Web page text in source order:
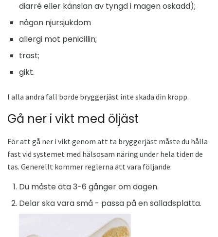
diarré eller känslan av tyngd i magen oskadd);
någon njursjukdom
allergi mot penicillin;
trast;
gikt.
I alla andra fall borde bryggerjäst inte skada din kropp.
Gå ner i vikt med öljäst
För att gå ner i vikt genom att ta bryggerjäst måste du hålla
fast vid systemet med hälsosam näring under hela tiden de
tas. Generellt kommer reglerna att vara följande:
Du måste äta 3-6 gånger om dagen.
Delar ska vara små - passa på en salladsplatta.